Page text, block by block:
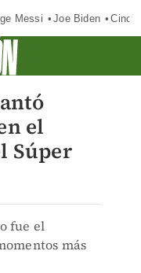
Messi Joe Biden
el
Súper
fue el
más